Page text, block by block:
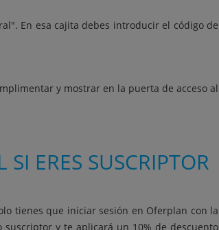
En esa cajita debes introducir el código de
y mostrar en la puerta de acceso al
ERES SUSCRIPTOR
tienes que iniciar sesión en Oferplan con la
suscriptor y te aplicará un 10% de descuento